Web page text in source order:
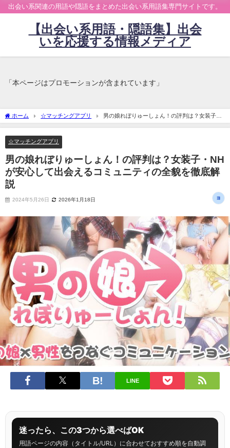
出会い系関連の用語や隠語をまとめた出会い系用語集専門サイトです。
【出会い系用語・隠語集】出会
いを応援する情報メディア
「本ページはプロモーションが含まれています」
ホーム ☆マッチングアプリ
男の娘れぼりゅーしょん！の評判は？女装子・
NHが安心して出会えるコミュニティの全貌を徹底解説
☆マッチングアプリ
男の娘れぼりゅーしょん！の評判は？女装子・NH
が安心して出会えるコミュニティの全貌を徹底解
説
2024年5月26日 2026年1月18日
LINE
迷ったら、この3つから選べばOK
用語ページの内容（タイトル/URL）に合わせておすすめ順を自動調